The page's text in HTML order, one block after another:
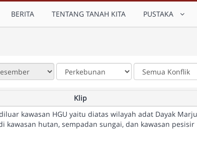
BERITA TENTANG TANAH KITA PUSTAKA
Klip
kawasan HGU yaitu diatas wilayah adat Dayak
kawasan hutan, sempadan sungai, dan kawasan pesisir